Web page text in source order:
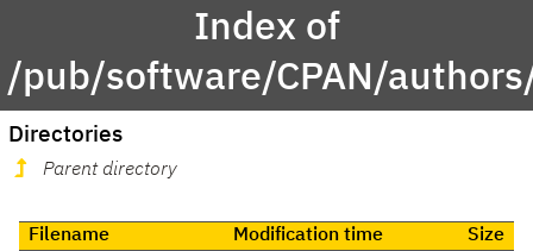
Index of
/pub/software/CPAN/
Directories
Parent directory
Filename Modification time Size